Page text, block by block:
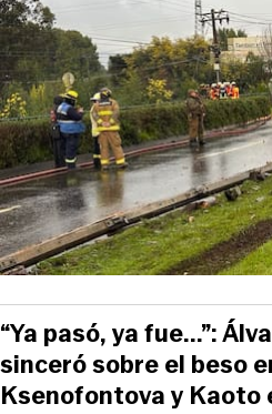
“Ya pasó, ya fue...”:
sinceró sobre el beso
Ksenofontova y Kaoto